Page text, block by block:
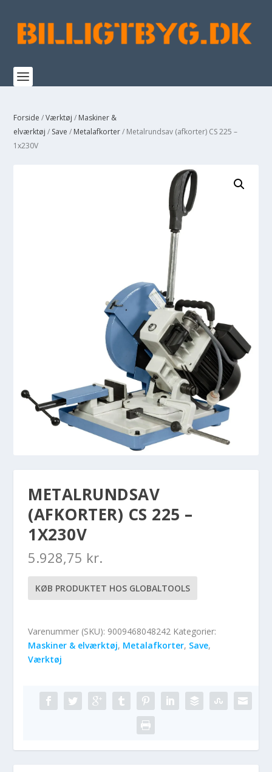
Forside /Værktøj / Maskiner &
elværktøj / Save / Metalafkorter/ Metalrundsav (afkorter) CS 225 –
1x230V
METALRUNDSAV
(AFKORTER) CS 225 –
1X230V
5.928,75 kr.
KØB PRODUKTET HOS GLOBALTOOLS
Varenummer (SKU): 9009468048242 Kategorier:
Maskiner & elværktøj, Metalafkorter, Save,
Værktøj